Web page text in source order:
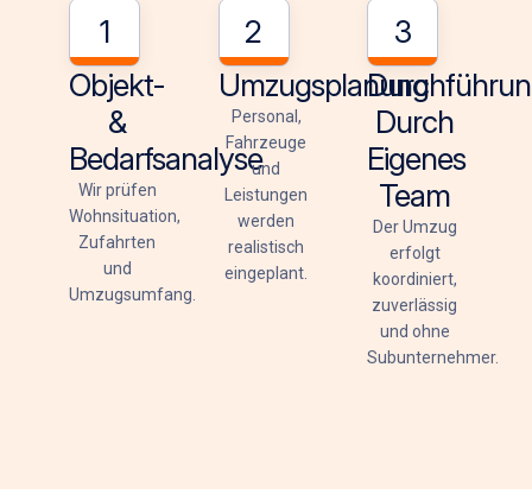
1
Objekt-
&
Bedarfsanalyse
Wir prüfen
Wohnsituation,
Zufahrten
und
Umzugsumfang.
2
Umzugsplanung
Personal,
Fahrzeuge
und
Leistungen
werden
realistisch
eingeplant.
3
Durch
Eigenes
Team
Der Umzug
erfolgt
koordiniert,
zuverlässig
und ohne
Subunternehmer.